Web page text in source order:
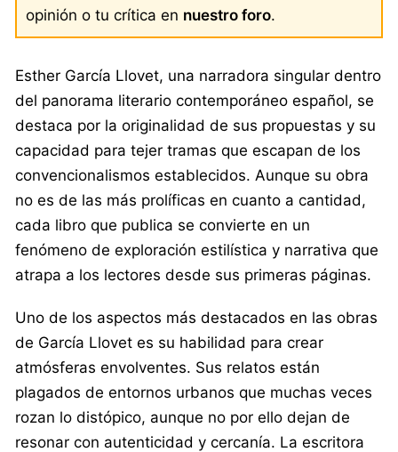
opinión o tu crítica en nuestro foro.
Esther García Llovet, una narradora singular dentro
del panorama literario contemporáneo español, se
destaca por la originalidad de sus propuestas y su
capacidad para tejer tramas que escapan de los
convencionalismos establecidos. Aunque su obra
no es de las más prolíficas en cuanto a cantidad,
cada libro que publica se convierte en un
fenómeno de exploración estilística y narrativa que
atrapa a los lectores desde sus primeras páginas.
Uno de los aspectos más destacados en las obras
de García Llovet es su habilidad para crear
atmósferas envolventes. Sus relatos están
plagados de entornos urbanos que muchas veces
rozan lo distópico, aunque no por ello dejan de
resonar con autenticidad y cercanía. La escritora